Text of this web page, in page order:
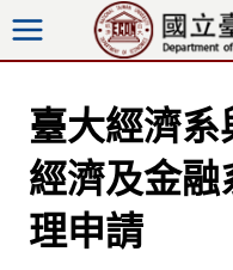
跳
至
臺大經濟
經濟及金
理申請